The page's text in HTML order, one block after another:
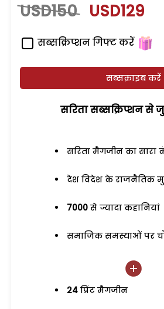
USD150 USD129
सब्सक्रिप्शन गिफ्ट करें
सब्सक्राइब करें
सरिता सब्सक्रिप्शन से
सरिता मैगजीन का सारा
देश विदेश के राजनैतिक
7000 से ज्यादा कहानियां
समाजिक समस्याओं पर
24 प्रिंट मैगजीन